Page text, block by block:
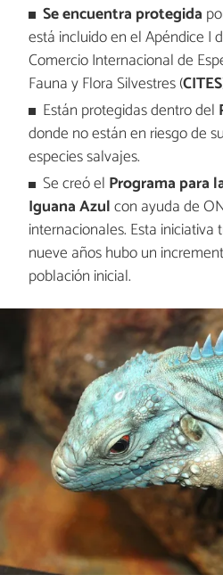
Se encuentra protegida
está incluido en el Apéndice I
Comercio Internacional de
Fauna y Flora Silvestres (CITES
Están protegidas dentro del
donde no están en riesgo de
especies salvajes.
Se creó el Programa para
Iguana Azulcon ayuda de
internacionales. Esta iniciativa
nueve años hubo un
población inicial.